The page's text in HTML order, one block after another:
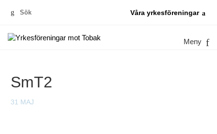
Sök
Våra yrkesföreningar
Meny
SmT2
31 MAJ